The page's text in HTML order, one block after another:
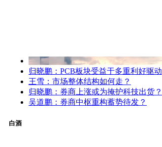
归晓鹏：PCB板块受益于多重利好驱动
王雪：市场整体结构如何走？
归晓鹏：券商上涨或为掩护科技出货？
吴道鹏：券商中枢重构蓄势待发？
白酒